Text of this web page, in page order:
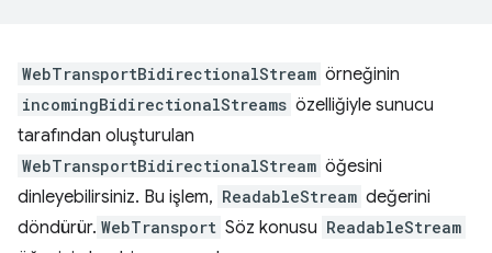
WebTransportBidirectionalStream örneğinin
incomingBidirectionalStreams özelliğiyle sunucu
tarafından oluşturulan
WebTransportBidirectionalStream öğesini
dinleyebilirsiniz. Bu işlem, ReadableStream değerini
döndürür. WebTransport Söz konusu ReadableStream